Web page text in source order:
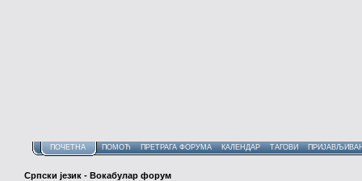
ПОЧЕТНА ПОМОЋ ПРЕТРАГА ФОРУМА КАЛЕНДАР ТАГОВИ
Српски језик - Вокабулар форум